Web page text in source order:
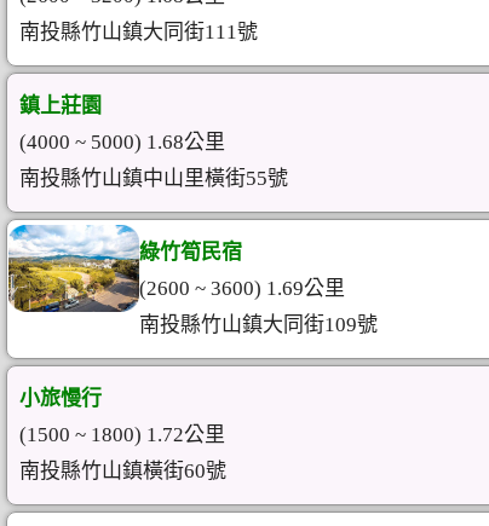
南投縣竹山鎮大同街111號
鎮上莊園
(4000 ~ 5000) 1.68公里
南投縣竹山鎮中山里橫街55號
綠竹筍民宿
(2600 ~ 3600) 1.69公里
南投縣竹山鎮大同街109號
小旅慢行
(1500 ~ 1800) 1.72公里
南投縣竹山鎮橫街60號